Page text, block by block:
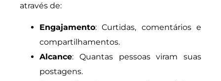
através de:
Engajamento: Curtidas, comentários e
compartilhamentos.
Alcance: Quantas pessoas viram suas
postagens.